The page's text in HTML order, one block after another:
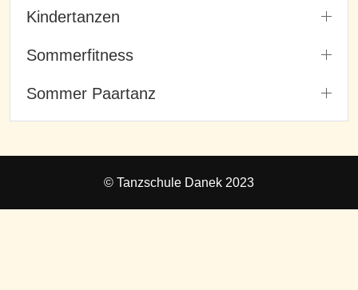
Kindertanzen
Sommerfitness
Sommer Paartanz
© Tanzschule Danek 2023